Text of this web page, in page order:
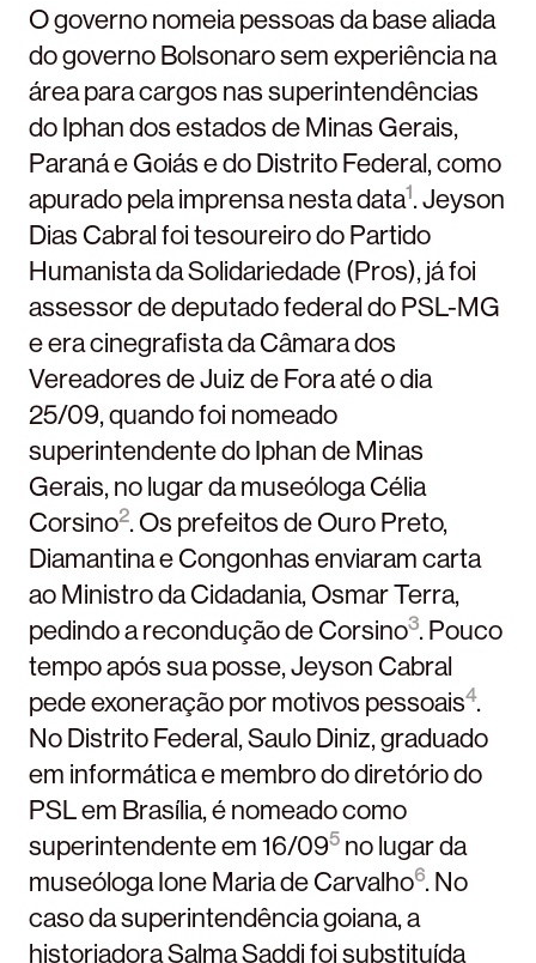
O governo nomeia pessoas da base aliada
do governo Bolsonaro sem experiência na
área para cargos nas superintendências
do Iphan dos estados de Minas Gerais,
Paraná e Goiás e do Distrito Federal, como
apurado pela imprensa nesta data1. Jeyson
Dias Cabral foi tesoureiro do Partido
Humanista da Solidariedade (Pros), já foi
assessor de deputado federal do PSL-MG
e era cinegrafista da Câmara dos
Vereadores de Juiz de Fora até o dia
25/09, quando foi nomeado
superintendente do Iphan de Minas
Gerais, no lugar da museóloga Célia
Corsino2. Os prefeitos de Ouro Preto,
Diamantina e Congonhas enviaram carta
ao Ministro da Cidadania, Osmar Terra,
pedindo a recondução de Corsino3. Pouco
tempo após sua posse, Jeyson Cabral
pede exoneração por motivos pessoais4.
No Distrito Federal, Saulo Diniz, graduado
em informática e membro do diretório do
PSL em Brasília, é nomeado como
superintendente em 16/095 no lugar da
museóloga Ione Maria de Carvalho6. No
caso da superintendência goiana, a
historiadora Salma Saddi foi substituída